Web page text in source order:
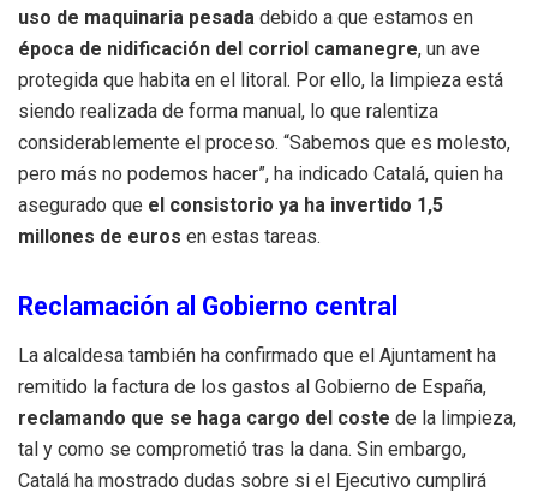
uso de maquinaria pesada debido a que estamos en
época de nidificación del corriol camanegre, un ave
protegida que habita en el litoral. Por ello, la limpieza está
siendo realizada de forma manual, lo que ralentiza
considerablemente el proceso. “Sabemos que es molesto,
pero más no podemos hacer”, ha indicado Catalá, quien ha
asegurado que el consistorio ya ha invertido 1,5
millones de euros en estas tareas.
Reclamación al Gobierno central
La alcaldesa también ha confirmado que el Ajuntament ha
remitido la factura de los gastos al Gobierno de España,
reclamando que se haga cargo del coste de la limpieza,
tal y como se comprometió tras la dana. Sin embargo,
Catalá ha mostrado dudas sobre si el Ejecutivo cumplirá